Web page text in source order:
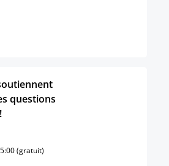
questions
(gratuit)